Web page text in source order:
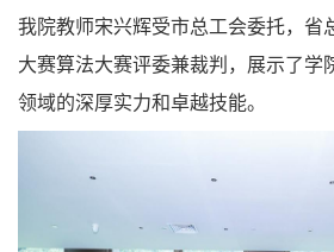
我院教师宋兴辉受市总工会委托，省
大赛算法大赛评委兼裁判，展示了学
领域的深厚实力和卓越技能。